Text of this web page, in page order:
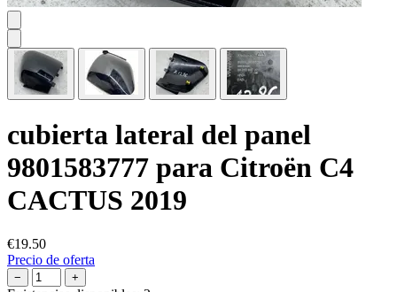
cubierta lateral del panel
9801583777 para Citroën C4
CACTUS 2019
€19.50
Precio de oferta
− +